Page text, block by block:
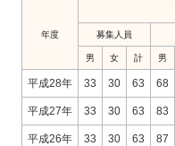
年度 募集人員
男 女 計 男
平成28年 33 30 63 68
平成27年 33 30 63 83
平成26年 33 30 63 87